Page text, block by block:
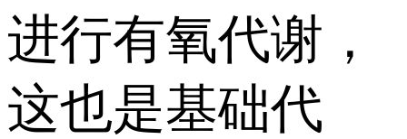
进行有氧代谢，
这也是基础代